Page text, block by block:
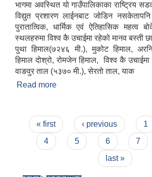
भागमा अवस्थित यो गाउँपालिकाका राष्ट्रिय
विद्युत प्रशारण लाईनबाट जोडिन
पुरातात्विक, धार्मिक एवं ऐतिहासिक महत्व
स्थलहरुमा विश्व कै उचाईमा रहेको मानव बस्ती
पुथा हिमाल(७२४६ मी.), मुकोट हिमाल,
हिमाल दोश्रो, रोमजेन हिमाल, विश्व कै
वाङवुर ताल (५३७० मी.), सेरतो ताल, याक
Read more
Pages
« first ‹ previous 1
4
5 6 7
last »